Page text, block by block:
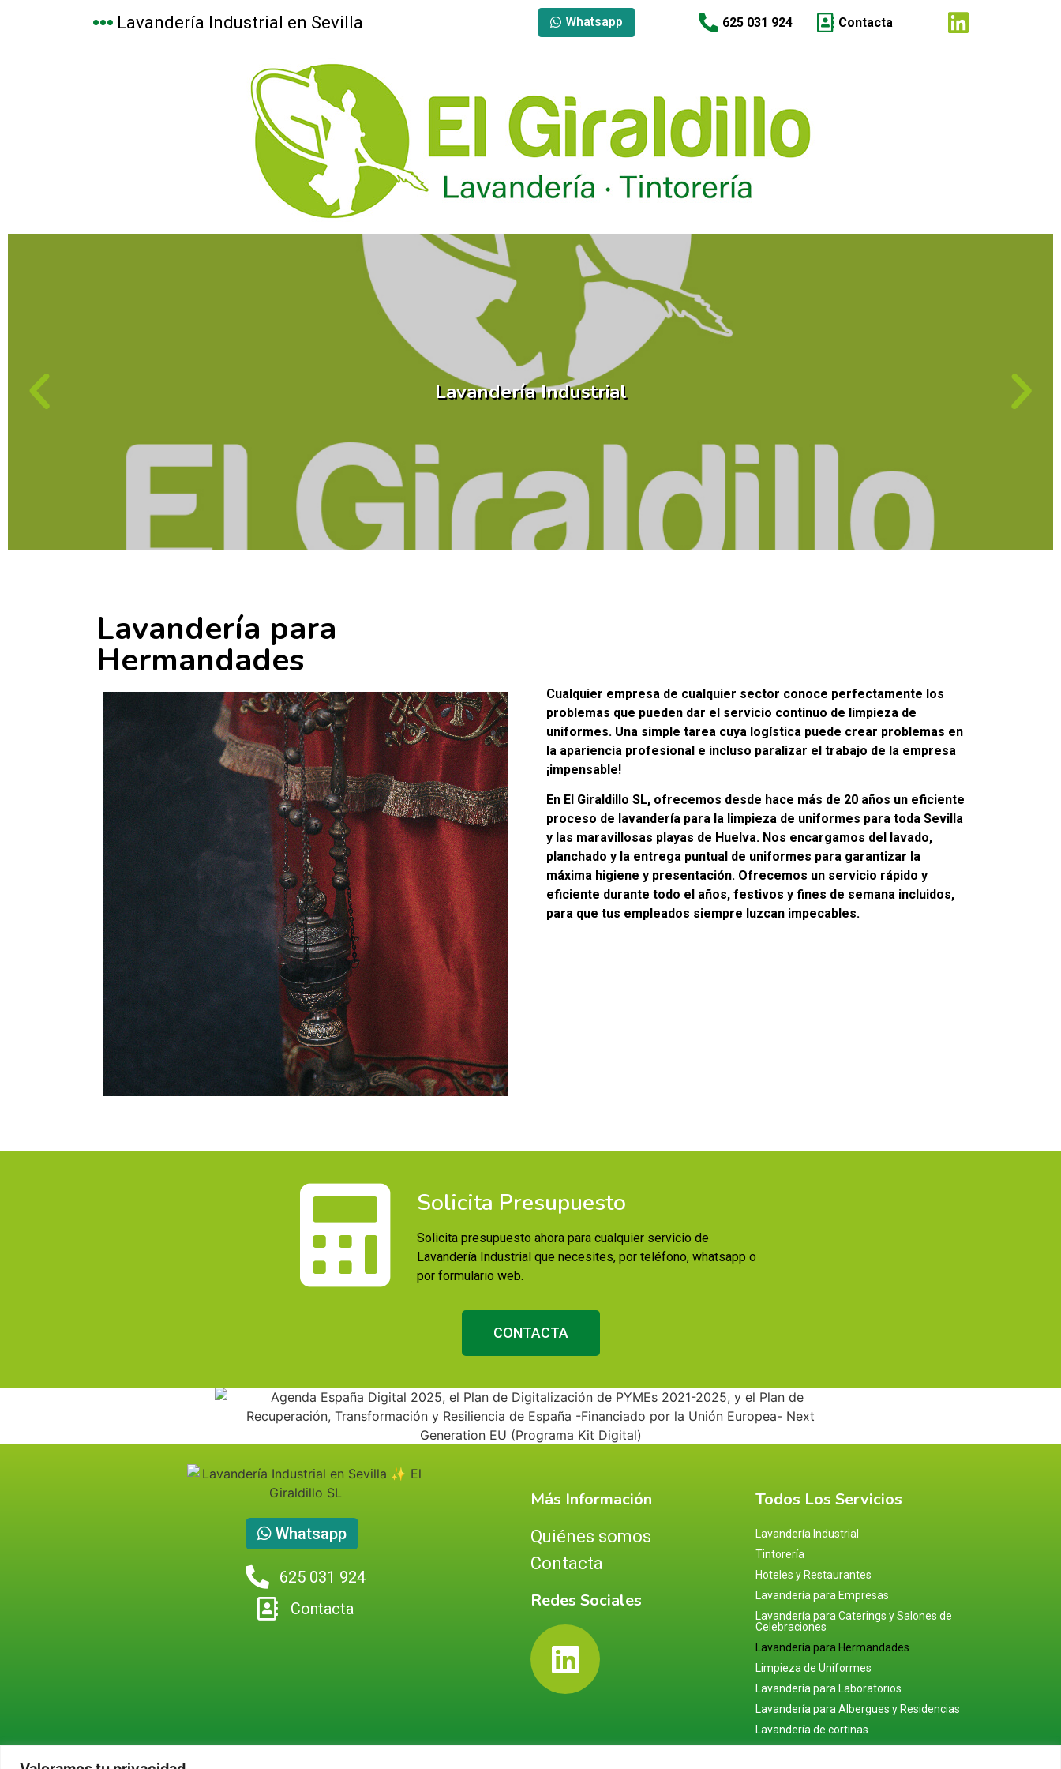
Lavandería Industrial en Sevilla Whatsapp 625 031 924 Contacta
Lavandería Industrial
Lavandería para
Hermandades
Cualquier empresa de cualquier sector conoce perfectamente los
problemas que pueden dar el servicio continuo de limpieza de
uniformes. Una simple tarea cuya logística puede crear problemas en
la apariencia profesional e incluso paralizar el trabajo de la empresa
¡impensable!
En El Giraldillo SL, ofrecemos desde hace más de 20 años un eficiente
proceso de lavandería para la limpieza de uniformes para toda Sevilla
y las maravillosas playas de Huelva. Nos encargamos del lavado,
planchado y la entrega puntual de uniformes para garantizar la
máxima higiene y presentación. Ofrecemos un servicio rápido y
eficiente durante todo el años, festivos y fines de semana incluidos,
para que tus empleados siempre luzcan impecables.
Solicita Presupuesto
Solicita presupuesto ahora para cualquier servicio de
Lavandería Industrial que necesites, por teléfono, whatsapp o
por formulario web.
CONTACTA
Whatsapp
625 031 924
Contacta
Más Información
Quiénes somos
Contacta
Redes Sociales
Todos Los Servicios
Lavandería Industrial
Tintorería
Hoteles y Restaurantes
Lavandería para Empresas
Lavandería para Caterings y Salones de
Celebraciones
Lavandería para Hermandades
Limpieza de Uniformes
Lavandería para Laboratorios
Lavandería para Albergues y Residencias
Lavandería de cortinas